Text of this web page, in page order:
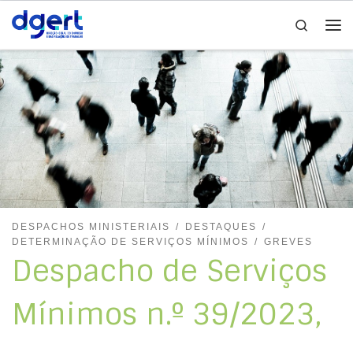
Skip to content
Search
DESPACHOS MINISTERIAIS
DESTAQUES
DETERMINAÇÃO DE SERVIÇOS MÍNIMOS
GREVES
Despacho de Serviços
Mínimos n.º 39/2023,